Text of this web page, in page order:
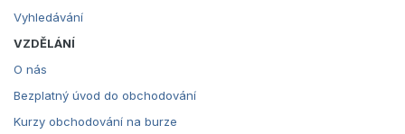
Vyhledávání
VZDĚLÁNÍ
O nás
Bezplatný úvod do obchodování
Kurzy obchodování na burze